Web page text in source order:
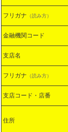
フリガナ （読み方）
金融機関コード
支店名
フリガナ （読み方）
支店コード・店番
住所